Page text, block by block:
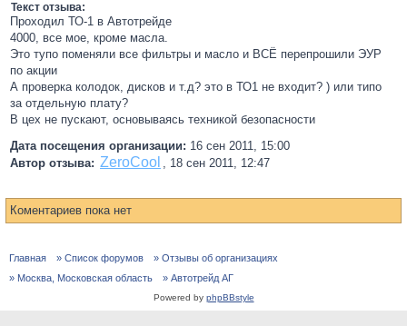
Текст отзыва:
Проходил ТО-1 в Автотрейде
4000, все мое, кроме масла.
Это тупо поменяли все фильтры и масло и ВСЁ перепрошили ЭУР
по акции
А проверка колодок, дисков и т.д? это в ТО1 не входит? ) или типо
за отдельную плату?
В цех не пускают, основываясь техникой безопасности
Дата посещения организации: 16 сен 2011, 15:00
Автор отзыва: ZeroCool , 18 сен 2011, 12:47
Коментариев пока нет
Главная » Список форумов
» Отзывы об организациях
» Москва, Московская область
» Автотрейд АГ
Powered by phpBBstyle